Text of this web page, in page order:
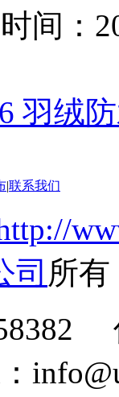
间：
羽绒
|联系我们
司 所